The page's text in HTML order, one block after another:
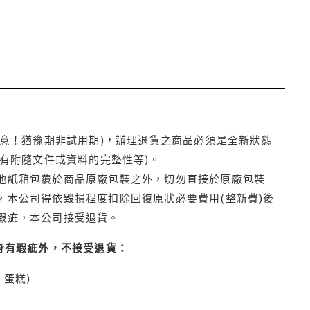
！猶豫期非試用期)，辦理退貨之商品必須是全新狀態
附隨文件或資料的完整性等)。
箱包覆於商品原廠包裝之外，切勿直接於原廠包裝
公司得依毀損程度扣除回復原狀必要費用(整新費)後
，本公司接受退貨。
瑕疵外，不接受退貨：
蛋糕)